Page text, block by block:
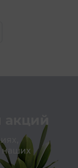
акций
наших